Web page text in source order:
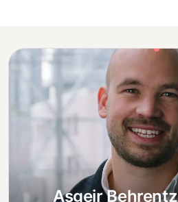
Asgeir Behrentz